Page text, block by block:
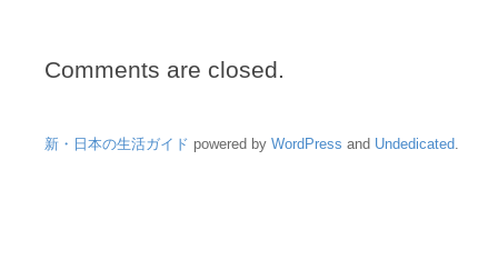
Comments are closed.
新・日本の生活ガイド powered by WordPress and Undedicated.